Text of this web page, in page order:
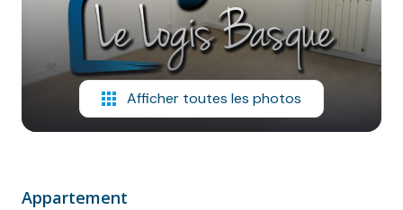
PRESTATIONS
CONTACT
Afficher toutes les photos
Appartement